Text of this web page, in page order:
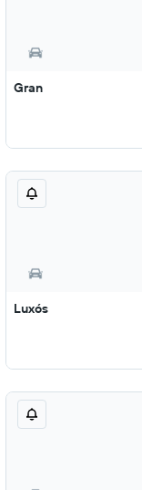
Gran
Luxós